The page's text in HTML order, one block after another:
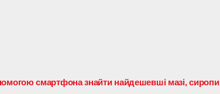
смартфона знайти найдешевші мазі, сиропи